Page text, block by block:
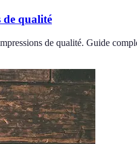
de qualité
de qualité. Guide